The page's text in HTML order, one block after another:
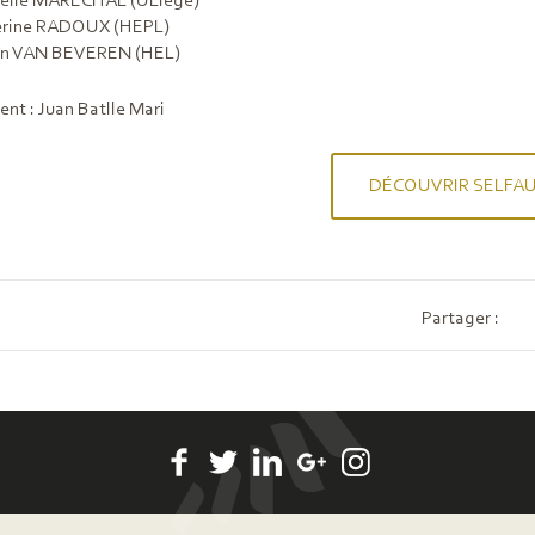
RADOUX (HEPL)
VAN BEVEREN (HEL)
: Juan Batlle Mari
DÉCOUVRIR
Partager :